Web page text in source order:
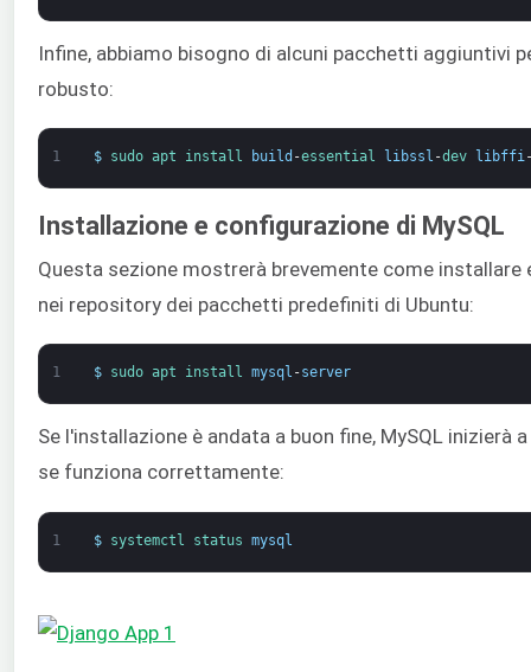
Infine, abbiamo bisogno di alcuni pacchetti aggiuntivi
robusto:
1 $ sudo apt install build -essential libssl -dev libffi
Installazione e configurazione di MySQL
Questa sezione mostrerà brevemente come installare
nei repository dei pacchetti predefiniti di Ubuntu:
1 $ sudo apt install mysql -server
Se l'installazione è andata a buon fine, MySQL inizierà
se funziona correttamente:
1 $ systemctl status mysql